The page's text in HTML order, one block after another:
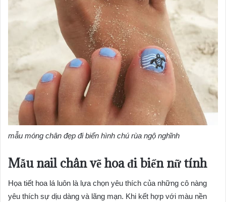
mẫu móng chân đẹp đi biển hình chú rùa ngộ nghĩnh
Mẫu nail chân vẽ hoa đi biển nữ tính
Họa tiết hoa lá luôn là lựa chọn yêu thích của những cô nàng
yêu thích sự dịu dàng và lãng mạn. Khi kết hợp với màu nền